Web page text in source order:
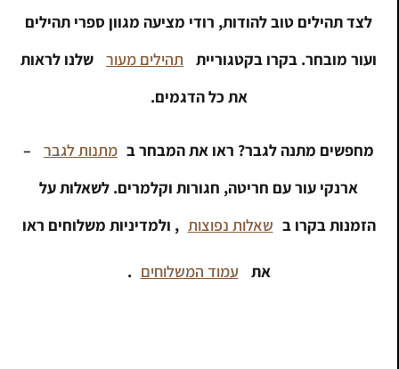
לצד תהילים טוב להודות, רודי מציעה מגוון ספרי תהילים
ועור מובחר. בקרו בקטגוריית
תהילים מעור
שלנו לראות
את כל הדגמים.
מחפשים מתנה לגבר? ראו את המבחר ב מתנות לגבר
–
ארנקי עור עם חריטה, חגורות וקלמרים. לשאלות על
הזמנות בקרו ב
שאלות נפוצות , ולמדיניות משלוחים ראו
את עמוד המשלוחים